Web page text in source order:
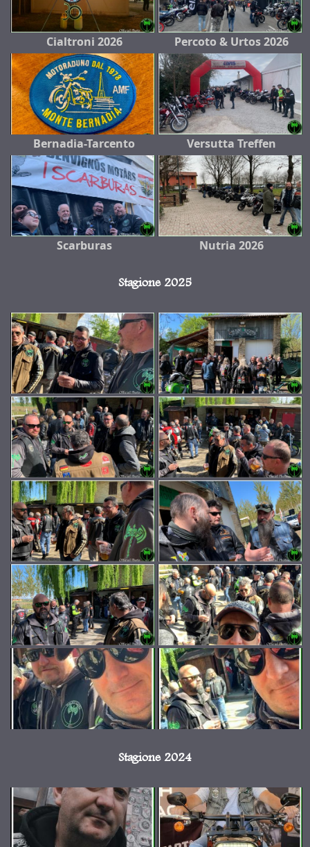
Cialtroni 2026 Percoto & Urtos 2026
Bernadia-Tarcento Versutta Treffen
Scarburas Nutria 2026
Stagione 2025
Stagione 2024